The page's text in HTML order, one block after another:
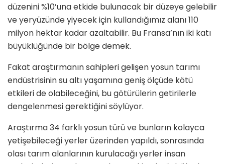
düzenini %10’una etkide bulunacak bir düzeye gelebilir
ve yeryüzünde yiyecek için kullandığımız alanı 110
milyon hektar kadar azaltabilir. Bu Fransa’nın iki katı
büyüklüğünde bir bölge demek.
Fakat araştırmanın sahipleri gelişen yosun tarımı
endüstrisinin su altı yaşamına geniş ölçüde kötü
etkileri de olabileceğini, bu götürülerin getirilerle
dengelenmesi gerektiğini söylüyor.
Araştırma 34 farklı yosun türü ve bunların kolayca
yetişebileceği yerler üzerinden yapıldı, sonrasında
olası tarım alanlarının kurulacağı yerler insan